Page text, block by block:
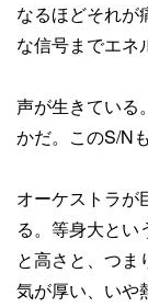
なるほどそれが
な信号までエネ
声が生きている
かだ。このS/N
オーケストラが
る。等身大とい
と高さと、つま
気が厚い、いや